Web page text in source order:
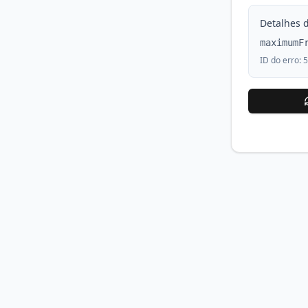
Detalhes
ID do erro: